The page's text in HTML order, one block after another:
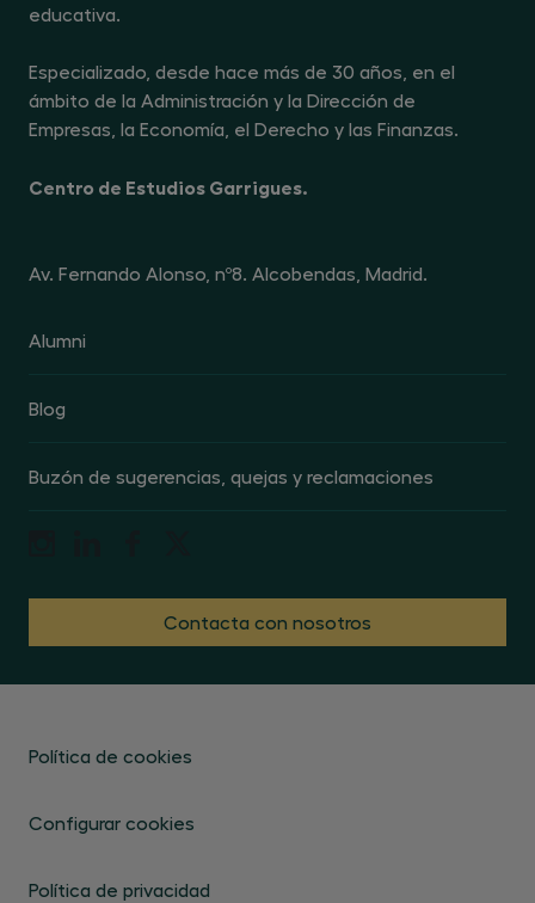
educativa.
Especializado, desde hace más de 30 años, en el
ámbito de la Administración y la Dirección de
Empresas, la Economía, el Derecho y las Finanzas.
Centro de Estudios Garrigues.
Av. Fernando Alonso, nº8. Alcobendas, Madrid.
Alumni
Blog
Buzón de sugerencias, quejas y reclamaciones
Contacta con nosotros
Política de cookies
Configurar cookies
Política de privacidad